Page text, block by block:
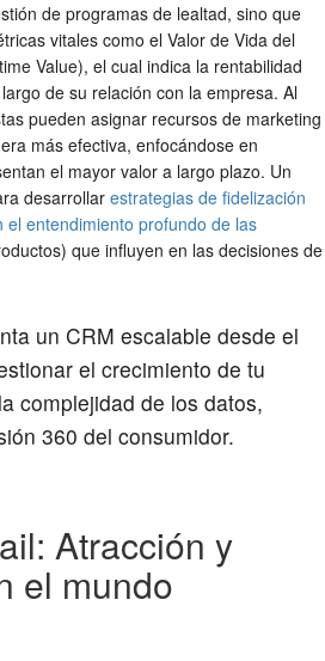
de programas de lealtad, sino que
vitales como el Valor de Vida del
Value), el cual indica la rentabilidad
de su relación con la empresa. Al
pueden asignar recursos de marketing
más efectiva, enfocándose en
el mayor valor a largo plazo. Un
desarrollar estrategias de fidelización
el entendimiento profundo de las
que influyen en las decisiones de
un CRM escalable desde el
el crecimiento de tu
complejidad de los datos,
360 del consumidor.
Atracción y
el mundo